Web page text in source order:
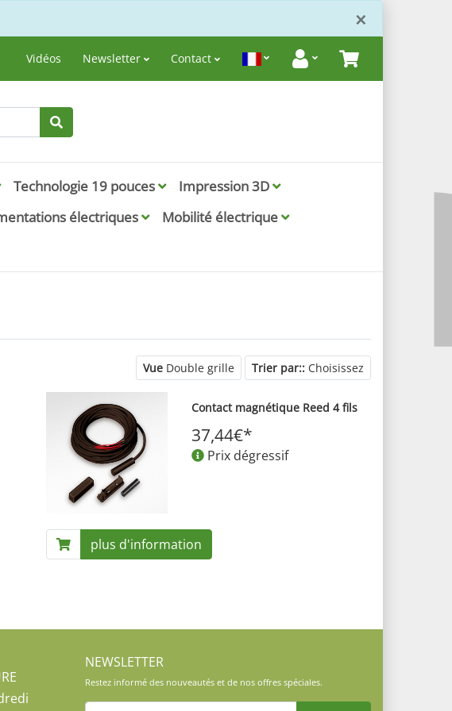
×
Vidéos Newsletter Contact
Technologie 19 pouces
Impression 3D
électriques
Mobilité électrique
Vue Double grille Trier par:: Choisissez
Contact magnétique Reed 4 fils
37,44€*
Prix dégressif
plus d'information
NEWSLETTER
Restez informé des nouveautés et de nos offres spéciales.